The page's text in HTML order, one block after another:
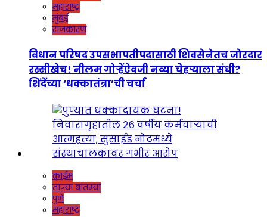
महाराष्ट्र
मुंबई
राजकारण
विधान परिषद उपसभापतीपदासाठी शिवसेनेतच जोरदार
रस्सीखेच! नीलम गोऱ्हेंऐवजी नव्या चेहऱ्याला संधी?
शिंदेंच्या ‘धक्कातंत्रा’ची चर्चा
क्राईम
ताज्या बातम्या
पुणे
महाराष्ट्र